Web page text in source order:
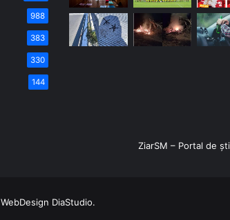
988
383
330
144
ZiarSM – Portal de
WebDesign DiaStudio.